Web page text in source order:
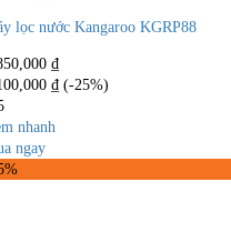
lọc nước Kangaroo KGRP88
₫
₫ (-25%)
nhanh
ngay